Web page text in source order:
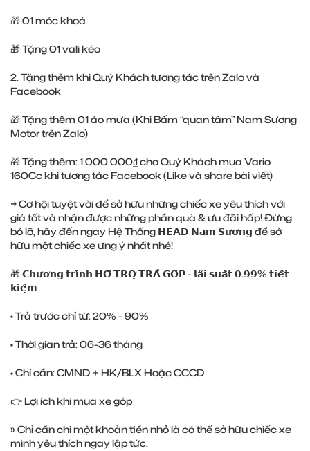
🎁 01 móc khoá
🎁 Tặng 01 vali kéo
2. Tặng thêm khi Quý Khách tương tác trên Zalo và
Facebook
🎁 Tặng thêm 01 áo mưa (Khi Bấm “quan tâm” Nam Sương
Motor trên Zalo)
🎁 Tặng thêm: 1.000.000₫ cho Quý Khách mua Vario
160Cc khi tương tác Facebook (Like và share bài viết)
→ Cơ hội tuyệt vời để sở hữu những chiếc xe yêu thích với
giá tốt và nhận được những phần quà & ưu đãi hấp! Đừng
bỏ lỡ, hãy đến ngay Hệ Thống 𝗛𝗘𝗔𝗗 𝗡𝗮𝗺 𝗦𝘂̛𝗼̛𝗻𝗴 để sở
hữu một chiếc xe ưng ý nhất nhé!
🎁 𝗖𝗵𝘂̛𝗼̛𝗻𝗴 𝘁𝗿𝗶̀𝗻𝗵 𝗛𝗢̂̃ 𝗧𝗥𝗢̛̣ 𝗧𝗥𝗔̉ 𝗚𝗢́𝗣 - 𝗹𝗮̃𝗶 𝘀𝘂𝗮̂́𝘁 𝟬.𝟵𝟵% 𝘁𝗶𝗲̂́𝘁
𝗸𝗶𝗲̣̂𝗺
• Trả trước chỉ từ: 20% - 90%
• Thời gian trả: 06-36 tháng
• Chỉ cần: CMND + HK/BLX Hoặc CCCD
👉 Lợi ích khi mua xe góp
» Chỉ cần chi một khoản tiền nhỏ là có thể sở hữu chiếc xe
mình yêu thích ngay lập tức.